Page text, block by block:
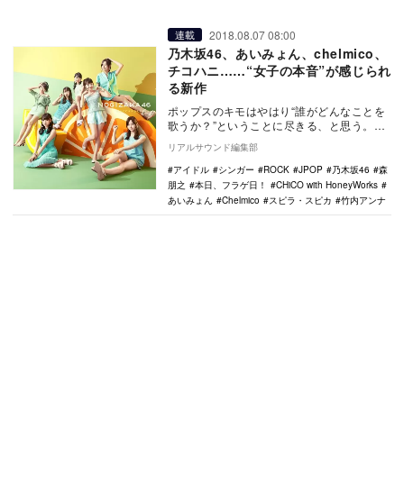
連載 2018.08.07 08:00
乃木坂46、あいみょん、chelmico、
チコハニ……“女子の本音”が感じられ
る新作
ポップスのキモはやはり“誰がどんなことを
歌うか？”ということに尽きる、と思う。ア
ーティストのキャラクター、音楽性、活動
状況、パブ…
リアルサウンド編集部
アイドル
シンガー ROCK JPOP 乃木坂46
森
朋之
本日、フラゲ日！
CHiCO with HoneyWorks
あいみょん
Chelmico スピラ・スピカ 竹内アンナ